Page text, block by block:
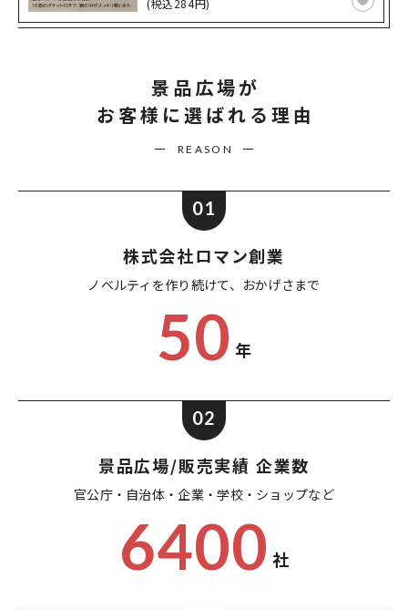
(税込284円)
景品広場が
お客様に選ばれる理由
REASON
01
株式会社ロマン創業
ノベルティを作り続けて、 おかげさまで
50 年
02
景品広場/販売実績 企業数
官公庁・自治体・企業・学校・ショップなど
6400 社